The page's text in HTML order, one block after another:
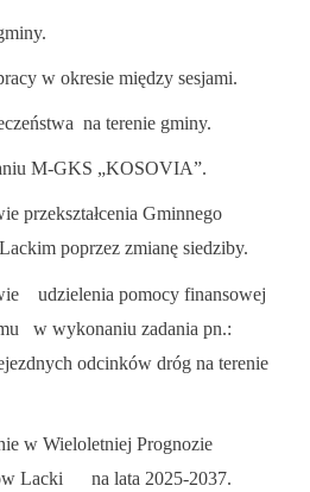
w okresie między sesjami.
na terenie gminy.
M-GKS „KOSOVIA”.
przekształcenia Gminnego
poprzez zmianę siedziby.
udzielenia pomocy finansowej
w wykonaniu zadania pn.:
odcinków dróg na terenie
w Wieloletniej Prognozie
Lacki na lata 2025-2037.